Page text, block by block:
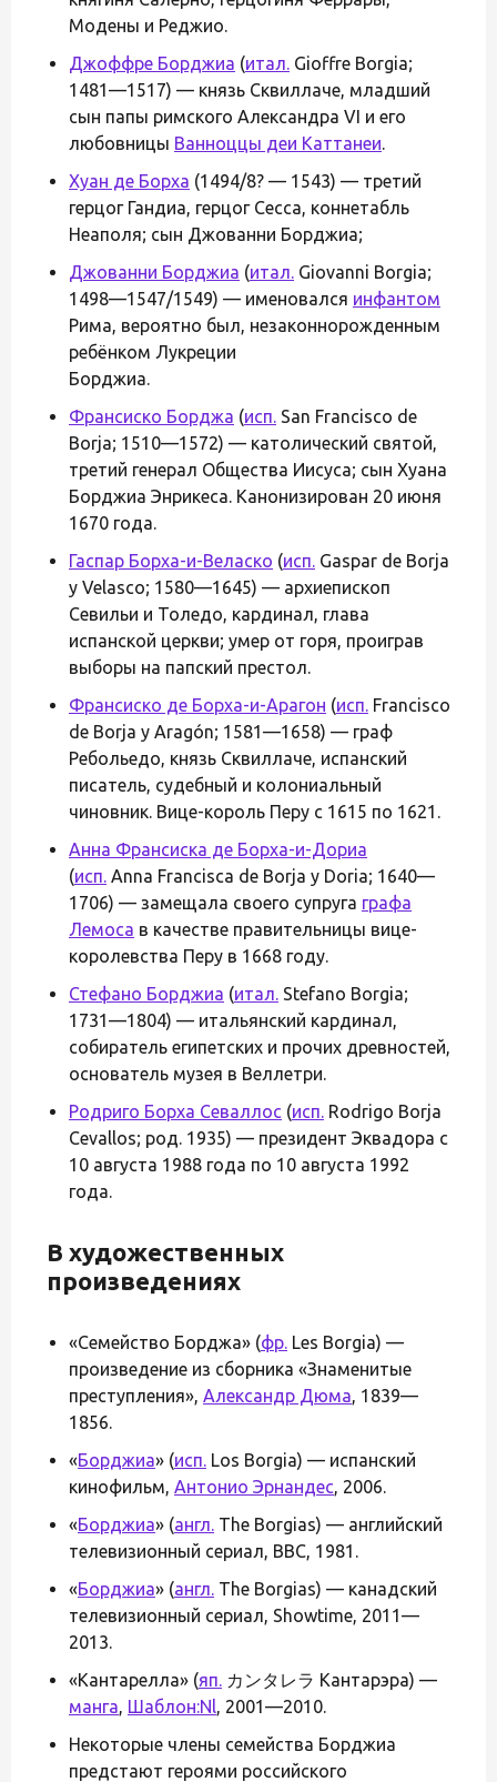
Модены и Реджио.
Джоффре Борджиа (итал. Gioffre Borgia;
1481—1517) — князь Сквиллаче, младший
сын папы римского Александра VI и его
любовницы Ванноццы деи Каттанеи.
Хуан де Борха (1494/8? — 1543) — третий
герцог Гандиа, герцог Сесса, коннетабль
Неаполя; сын Джованни Борджиа;
Джованни Борджиа (итал. Giovanni Borgia;
1498—1547/1549) — именовался инфантом
Рима, вероятно был, незаконнорожденным
ребёнком Лукреции
Борджиа.
Франсиско Борджа (исп. San Francisco de
Borja; 1510—1572) — католический святой,
третий генерал Общества Иисуса; сын Хуана
Борджиа Энрикеса. Канонизирован 20 июня
1670 года.
Гаспар Борха-и-Веласко (исп. Gaspar de Borja
y Velasco; 1580—1645) — архиепископ
Севильи и Толедо, кардинал, глава
испанской церкви; умер от горя, проиграв
выборы на папский престол.
Франсиско де Борха-и-Арагон (исп. Francisco
de Borja y Aragón; 1581—1658) — граф
Ребольедо, князь Сквиллаче, испанский
писатель, судебный и колониальный
чиновник. Вице-король Перу с 1615 по 1621.
Анна Франсиска де Борха-и-Дориа
(исп. Anna Francisca de Borja y Doria; 1640—
1706) — замещала своего супруга графа
Лемоса в качестве правительницы вице-
королевства Перу в 1668 году.
Стефано Борджиа (итал. Stefano Borgia;
1731—1804) — итальянский кардинал,
собиратель египетских и прочих древностей,
основатель музея в Веллетри.
Родриго Борха Севаллос (исп. Rodrigo Borja
Cevallos; род. 1935) — президент Эквадора с
10 августа 1988 года по 10 августа 1992
года.
В художественных
произведениях
«Семейство Борджа» (фр. Les Borgia) —
произведение из сборника «Знаменитые
преступления», Александр Дюма, 1839—
1856.
«Борджиа» (исп. Los Borgia) — испанский
кинофильм, Антонио Эрнандес, 2006.
«Борджиа» (англ. The Borgias) — английский
телевизионный сериал, BBC, 1981.
«Борджиа» (англ. The Borgias) — канадский
телевизионный сериал, Showtime, 2011—
2013.
«Кантарелла» (яп. カンタレラ Кантарэра) —
манга, Шаблон:Nl, 2001—2010.
Некоторые члены семейства Борджиа
предстают героями российского